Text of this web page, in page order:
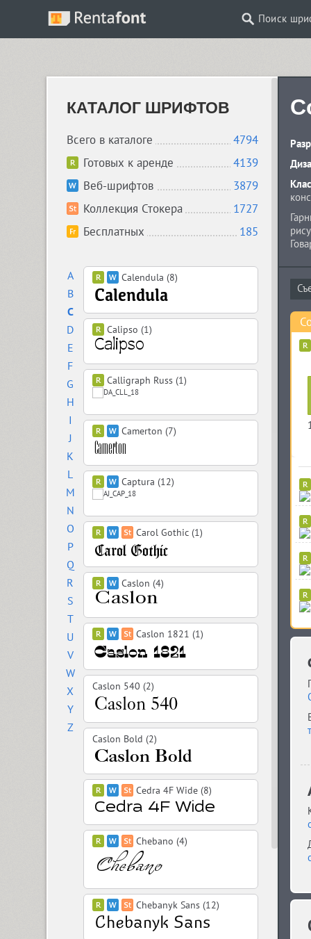
Поиск
КАТАЛОГ ШРИФТОВ
Всего в каталоге
4794
Готовых к аренде
4139
Веб-шрифтов
3879
Коллекция Стокера
1727
Бесплатных
185
A
B
C
D
E
F
G
H
I
J
K
L
M
N
O
P
Q
R
S
T
U
V
W
X
Y
Z
Calendula (8)
Calipso (1)
Calligraph Russ (1)
Camerton (7)
Captura (12)
Carol Gothic (1)
Caslon (4)
Caslon 1821 (1)
Caslon 540 (2)
Caslon Bold (2)
Cedra 4F Wide (8)
Chebano (4)
Chebanyk Sans (12)